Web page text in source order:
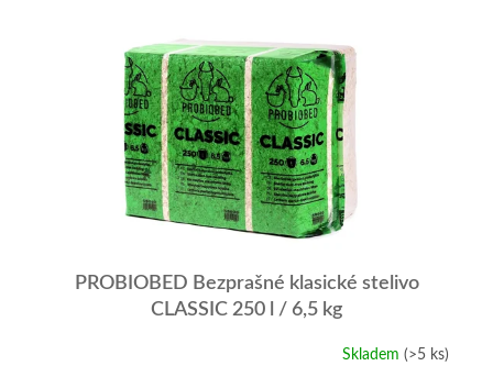
PROBIOBED Bezprašné klasické stelivo
CLASSIC 250 l / 6,5 kg
Skladem(>5 ks)